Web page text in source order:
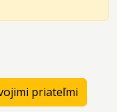
priateľmi